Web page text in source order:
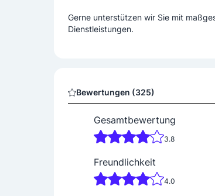
Gerne unterstützen wir Sie mit
Dienstleistungen.
Bewertungen (325)
Gesamtbewertung
3.8
Freundlichkeit
4.0